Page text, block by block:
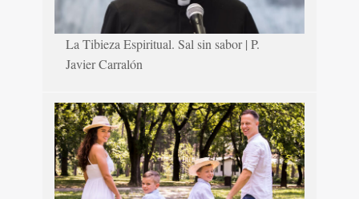
La Tibieza Espiritual. Sal sin sabor | P.
Javier Carralón